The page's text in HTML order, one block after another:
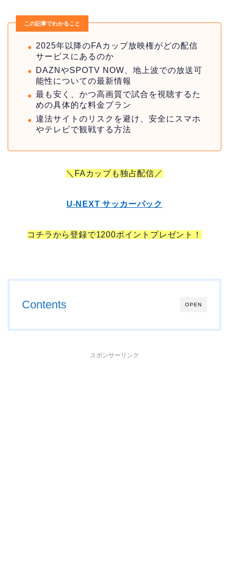
この記事でわかること
2025年以降のFAカップ放映権がどの配信
サービスにあるのか
DAZNやSPOTV NOW、地上波での放送可
能性についての最新情報
最も安く、かつ高画質で試合を視聴するた
めの具体的な料金プラン
違法サイトのリスクを避け、安全にスマホ
やテレビで観戦する方法
＼FAカップも独占配信／
U-NEXT サッカーパック
コチラから登録で1200ポイントプレゼント！
OPEN
Contents
スポンサーリンク